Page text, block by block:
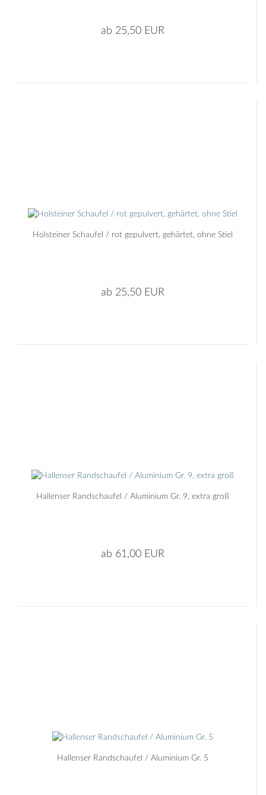
ab 25,50 EUR
Holsteiner Schaufel / rot gepulvert, gehärtet, ohne Stiel
ab 25,50 EUR
Hallenser Randschaufel / Aluminium Gr. 9, extra groß
ab 61,00 EUR
Hallenser Randschaufel / Aluminium Gr. 5